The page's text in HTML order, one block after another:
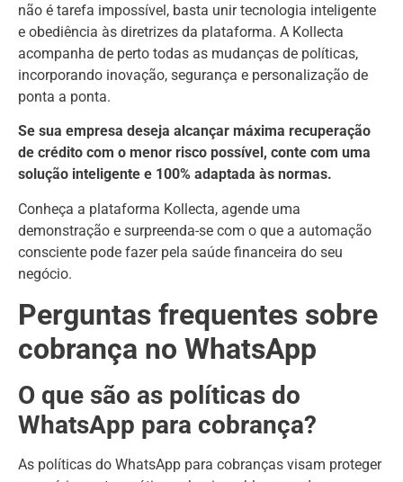
não é tarefa impossível, basta unir tecnologia inteligente
e obediência às diretrizes da plataforma. A Kollecta
acompanha de perto todas as mudanças de políticas,
incorporando inovação, segurança e personalização de
ponta a ponta.
Se sua empresa deseja alcançar máxima recuperação
de crédito com o menor risco possível, conte com uma
solução inteligente e 100% adaptada às normas.
Conheça a plataforma Kollecta, agende uma
demonstração e surpreenda-se com o que a automação
consciente pode fazer pela saúde financeira do seu
negócio.
Perguntas frequentes sobre
cobrança no WhatsApp
O que são as políticas do
WhatsApp para cobrança?
As políticas do WhatsApp para cobranças visam proteger